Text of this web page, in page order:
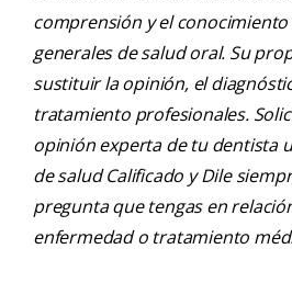
comprensión y el
generales de salud oral. Su
sustituir la opinión, el
tratamiento profesionales.
opinión experta de tu dentista
de salud Calificado y Dile
pregunta que tengas en
enfermedad o tratamiento